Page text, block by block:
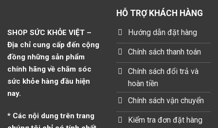
SHOP SỨC KHỎE VIỆT –
Địa chỉ cung cấp đến cộng
đồng những sản phẩm
chính hãng về chăm sóc
sức khỏe hàng đầu hiện
nay.
* Các nội dung trên trang
HỖ TRỢ KHÁCH HÀNG
Hướng dẫn đặt hàng
Chính sách thanh toán
Chính sách đổi trả và
hoàn tiền
Chính sách vận chuyển
Kiểm tra đơn đặt hàng